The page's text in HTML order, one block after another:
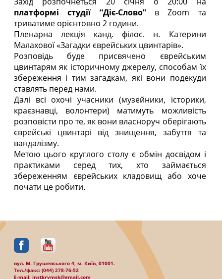
платформі студії “Діє-Слово”в Zoom та
триватиме орієнтовно 2 години.
Пленарна лекція канд. філос. н. Катерини
Малахової «Загадки єврейських цвинтарів».
Розповідь буде присвячено єврейським
цвинтарям як історичному джерелу, способам їх
збереження і тим загадкам, які вони подекуди
ставлять перед нами.
Далі всі охочі учасники (музейники, історики,
краєзнавці, волонтери) матимуть можливість
розповісти про те, як вони власноруч оберігають
єврейські цвинтарі від знищення, забуття та
вандалізму.
Метою цього круглого столу є обмін досвідом і
практиками серед тих, хто займається
збереженням єврейських кладовищ або хоче
почати це робити.
вул. М. Грушевського 4, м. Київ, 01001.
Тел./факc: (044) 278-76-52
E-mail: instkrymsk@gmail.com